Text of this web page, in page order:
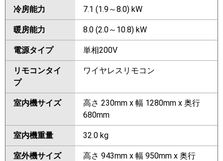
冷房能力 7.1 (1.9～8.0) kW
暖房能力 8.0 (2.0～10.8) kW
電源タイプ 単相200V
リモコンタイ
プ
ワイヤレスリモコン
室内機サイズ
高さ 230mm x 幅 1280mm x 奥行
680mm
室内機重量 32.0 kg
室外機サイズ
高さ 943mm x 幅 950mm x 奥行